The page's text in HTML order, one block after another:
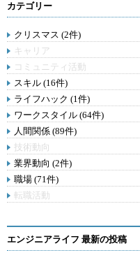
カテゴリー
クリスマス (2件)
キャリア
コミュニティ活動
スキル (16件)
ライフハック (1件)
ワークスタイル (64件)
人間関係 (89件)
技術動向
業界動向 (2件)
職場 (71件)
転職活動
エンジニアライフ 最新の投稿